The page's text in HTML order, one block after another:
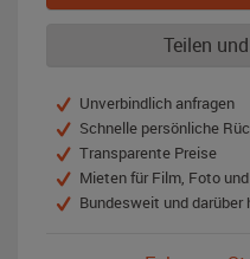
Teilen
Unverbindlich anfragen
Schnelle persönliche
Transparente Preise
Mieten für Film, Foto
Bundesweit und darüber